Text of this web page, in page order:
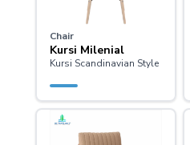
Chair
Kursi Milenial
Kursi Scandinavian Style